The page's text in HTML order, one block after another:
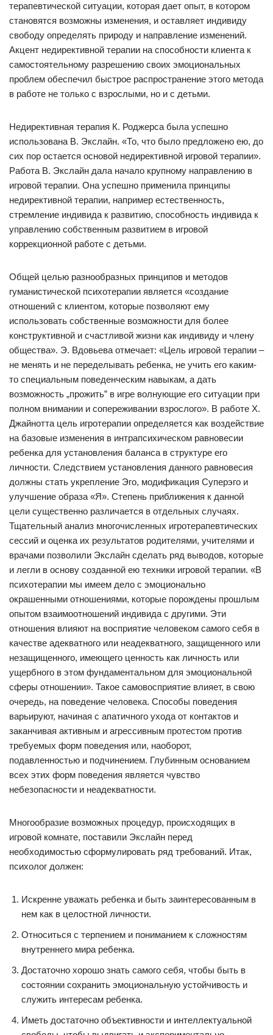
терапевтической ситуации, которая дает опыт, в котором
становятся возможны изменения, и оставляет индивиду
свободу определять природу и направление изменений.
Акцент недирективной терапии на способности клиента к
самостоятельному разрешению своих эмоциональных
проблем обеспечил быстрое распространение этого метода
в работе не только с взрослыми, но и с детьми.
Недирективная терапия К. Роджерса была успешно
использована В. Экслайн. «То, что было предложено ею, до
сих пор остается основой недирективной игровой терапии».
Работа В. Экслайн дала начало крупному направлению в
игровой терапии. Она успешно применила принципы
недирективной терапии, например естественность,
стремление индивида к развитию, способность индивида к
управлению собственным развитием в игровой
коррекционной работе с детьми.
Общей целью разнообразных принципов и методов
гуманистической психотерапии является «создание
отношений с клиентом, которые позволяют ему
использовать собственные возможности для более
конструктивной и счастливой жизни как индивиду и члену
общества». Э. Вдовьева отмечает: «Цель игровой терапии –
не менять и не переделывать ребенка, не учить его каким-
то специальным поведенческим навыкам, а дать
возможность „прожить” в игре волнующие его ситуации при
полном внимании и сопереживании взрослого». В работе X.
Джайнотта цель игротерапии определяется как воздействие
на базовые изменения в интрапсихическом равновесии
ребенка для установления баланса в структуре его
личности. Следствием установления данного равновесия
должны стать укрепление Эго, модификация Суперэго и
улучшение образа «Я». Степень приближения к данной
цели существенно различается в отдельных случаях.
Тщательный анализ многочисленных игротерапевтических
сессий и оценка их результатов родителями, учителями и
врачами позволили Экслайн сделать ряд выводов, которые
и легли в основу созданной ею техники игровой терапии. «В
психотерапии мы имеем дело с эмоционально
окрашенными отношениями, которые порождены прошлым
опытом взаимоотношений индивида с другими. Эти
отношения влияют на восприятие человеком самого себя в
качестве адекватного или неадекватного, защищенного или
незащищенного, имеющего ценность как личность или
ущербного в этом фундаментальном для эмоциональной
сферы отношении». Такое самовосприятие влияет, в свою
очередь, на поведение человека. Способы поведения
варьируют, начиная с апатичного ухода от контактов и
заканчивая активным и агрессивным протестом против
требуемых форм поведения или, наоборот,
подавленностью и подчинением. Глубинным основанием
всех этих форм поведения является чувство
небезопасности и неадекватности.
Многообразие возможных процедур, происходящих в
игровой комнате, поставили Экслайн перед
необходимостью сформулировать ряд требований. Итак,
психолог должен:
Искренне уважать ребенка и быть заинтересованным в
нем как в целостной личности.
Относиться с терпением и пониманием к сложностям
внутреннего мира ребенка.
Достаточно хорошо знать самого себя, чтобы быть в
состоянии сохранить эмоциональную устойчивость и
служить интересам ребенка.
Иметь достаточно объективности и интеллектуальной